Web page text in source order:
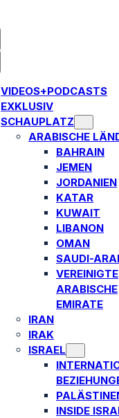
VIDEOS+PODCASTS
EXKLUSIV
SCHAUPLATZ
ARABISCHE
BAHRAIN
JEMEN
JORDANIEN
KATAR
KUWAIT
LIBANON
OMAN
SAUDI-
VEREINIGTE
ARABISCHE
EMIRATE
IRAN
IRAK
ISRAEL
INSIDE